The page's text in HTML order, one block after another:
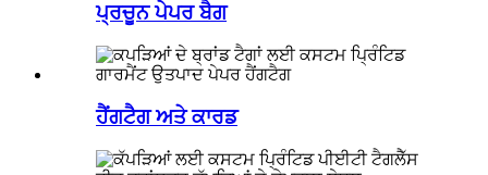
ਪ੍ਰਚੂਨ ਪੇਪਰ ਬੈਗ
ਹੈਂਗਟੈਗ ਅਤੇ ਕਾਰਡ